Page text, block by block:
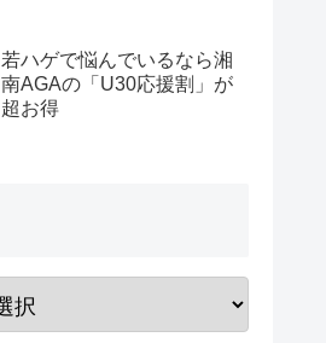
若ハゲで悩んでいるなら湘
南AGAの「U30応援割」が
超お得